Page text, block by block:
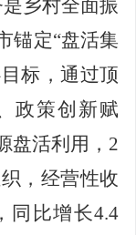
乡村全面振
锚定“盘活集
标，通过顶
政策创新赋
盘活利用 ， 2
， 经营性收
， 同比增长4.4